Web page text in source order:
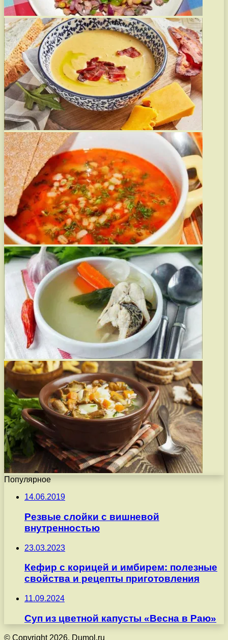
Популярное
14.06.2019
Резвые слойки с вишневой
внутренностью
23.03.2023
Кефир с корицей и имбирем: полезные
свойства и рецепты приготовления
11.09.2024
Суп из цветной капусты «Весна в Раю»
© Copyright 2026, Dumol.ru